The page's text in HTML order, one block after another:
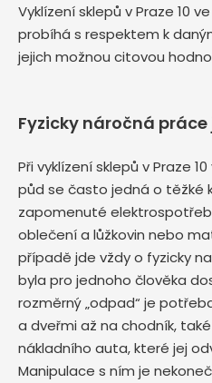
Vyklízení sklepů v Praze 10
probíhá s respektem k
jejich možnou citovou
Fyzicky náročná
Při vyklízení sklepů v Praze
půd se často jedná o těžké
zapomenuté
oblečení a lůžkovin nebo
případě jde vždy o fyzicky
byla pro jednoho člověka
rozměrný „odpad“ je
a dveřmi až na chodník,
nákladního auta, které jej
Manipulace s ním je